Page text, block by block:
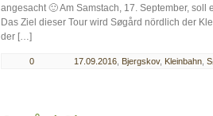
angesacht 🙂 Am Samstach, 17. September,
Das Ziel dieser Tour wird Søgård nördlich der
der […]
0 17.09.2016 Bjergskov, Kleinbahn